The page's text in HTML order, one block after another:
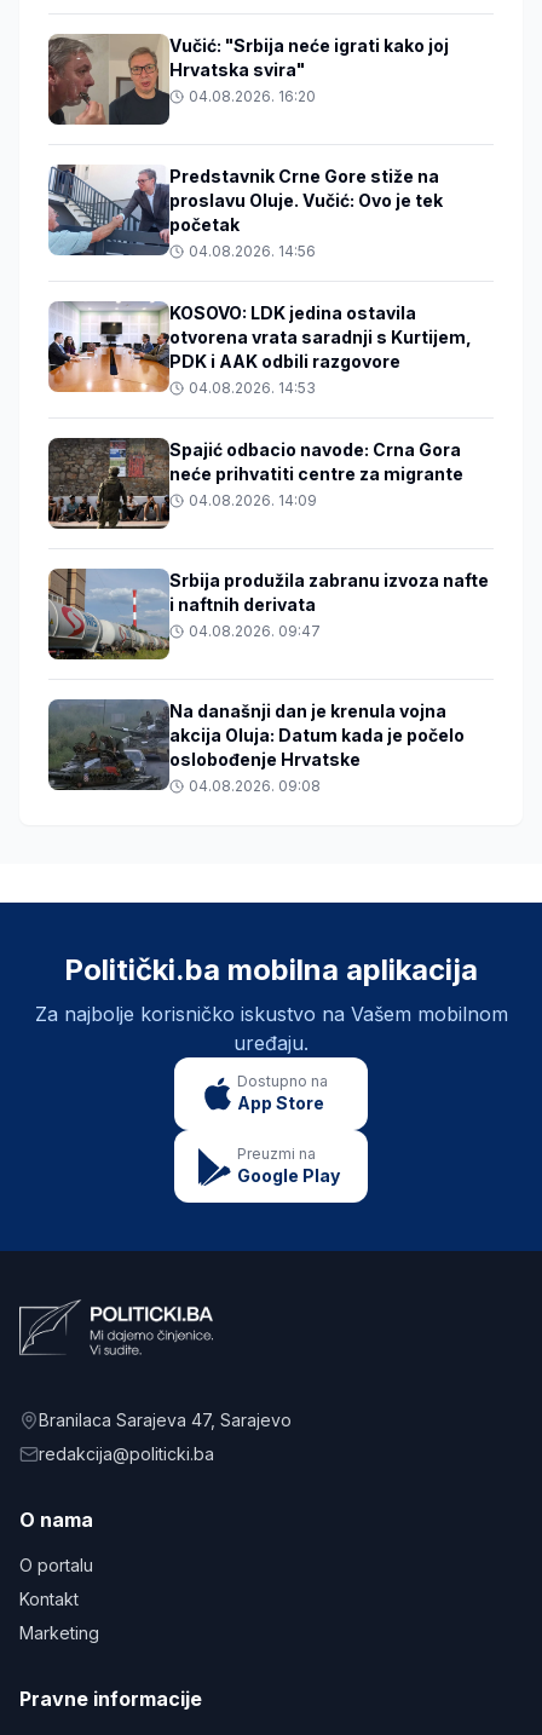
Vučić: "Srbija neće igrati kako joj
Hrvatska svira"
04.08.2026. 16:20
Predstavnik Crne Gore stiže na
proslavu Oluje. Vučić: Ovo je tek
početak
04.08.2026. 14:56
KOSOVO: LDK jedina ostavila
otvorena vrata saradnji s Kurtijem,
PDK i AAK odbili razgovore
04.08.2026. 14:53
Spajić odbacio navode: Crna Gora
neće prihvatiti centre za migrante
04.08.2026. 14:09
Srbija produžila zabranu izvoza nafte
i naftnih derivata
04.08.2026. 09:47
Na današnji dan je krenula vojna
akcija Oluja: Datum kada je počelo
oslobođenje Hrvatske
04.08.2026. 09:08
Politički.ba mobilna aplikacija
Za najbolje korisničko iskustvo na Vašem mobilnom
uređaju.
Dostupno na
App Store
Preuzmi na
Google Play
Branilaca Sarajeva 47, Sarajevo
redakcija@politicki.ba
O nama
O portalu
Kontakt
Marketing
Pravne informacije